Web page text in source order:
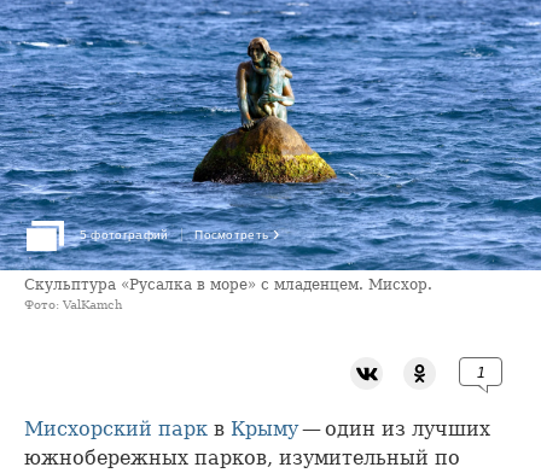
5 фотографий Посмотреть ›
Скульптура «Русалка в море» с младенцем. Мисхор.
Фото: ValKamch
1
Мисхорский парк в Крыму— один из лучших
южнобережных парков, изумительный по